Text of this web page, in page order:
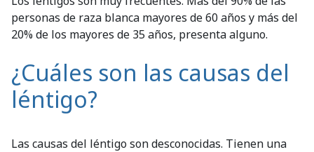
personas de raza blanca mayores de 60 años y más del
20% de los mayores de 35 años, presenta alguno.
¿Cuáles son las causas del
léntigo?
Las causas del léntigo son desconocidas. Tienen una